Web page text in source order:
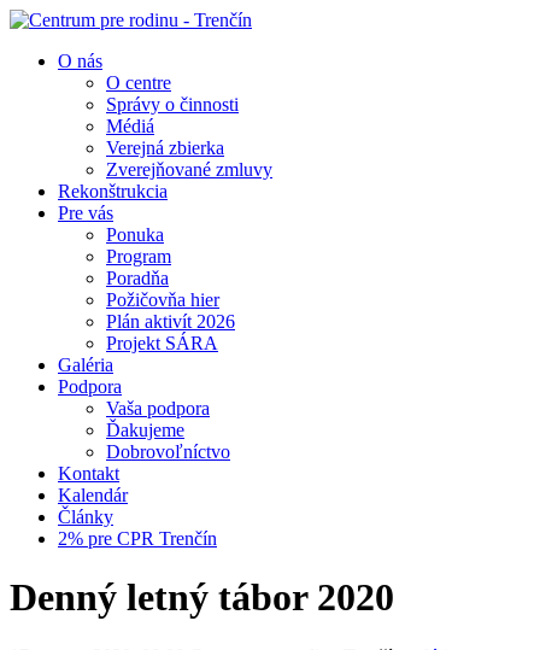
O nás
O centre
Správy o činnosti
Médiá
Verejná zbierka
Zverejňované zmluvy
Rekonštrukcia
Pre vás
Ponuka
Program
Poradňa
Požičovňa hier
Plán aktivít 2026
Projekt SÁRA
Galéria
Podpora
Vaša podpora
Ďakujeme
Dobrovoľníctvo
Kontakt
Kalendár
Články
2% pre CPR Trenčín
Denný letný tábor 2020